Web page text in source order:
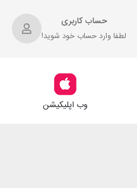
حساب کاربری
لطفا وارد حساب خود شوید!
وب اپلیکیشن